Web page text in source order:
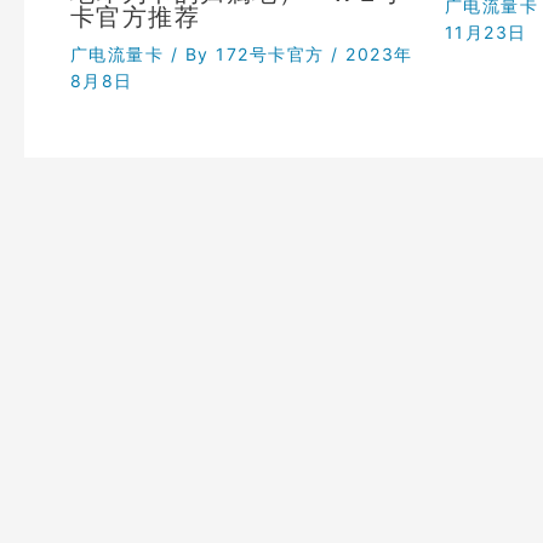
卡官方推荐
广电流量卡 / By 172号卡官方 / 2023年
8月8日
广电流量卡
11月23日